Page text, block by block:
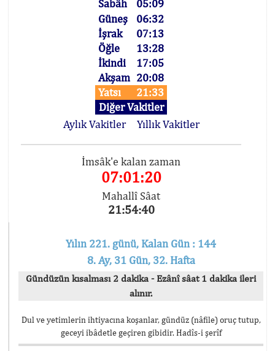
Sabâh
05:09
Güneş
06:32
İşrak
07:13
Öğle
13:28
İkindi
17:05
Akşam 20:08
Yatsı
21:33
Diğer Vakitler
Aylık Vakitler
Yıllık Vakitler
İmsâk'e kalan zaman
07:01:20
Mahallî Sâat
21:54:40
Yılın 221. günü, Kalan Gün : 144
8. Ay, 31 Gün, 32. Hafta
Gündüzün kısalması 2 dakika - Ezânî sâat 1 dakika ileri
alınır.
Dul ve yetimlerin ihtiyacına koşanlar, gündüz (nâfile) oruç tutup,
geceyi ibâdetle geçiren gibidir. Hadîs-i şerîf